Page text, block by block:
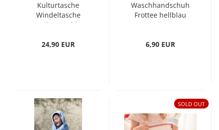
Kulturtasche
Windeltasche
Leuchtturm blau
24,90 EUR
Waschhandschuh
Frottee hellblau
Möwe
6,90 EUR
SOLD OUT